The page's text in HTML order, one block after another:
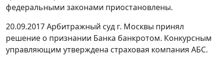
федеральными законами приостановлены.
20.09.2017 Арбитражный суд г. Москвы принял
решение о признании Банка банкротом. Конкурсным
управляющим утверждена страховая компания АБС.